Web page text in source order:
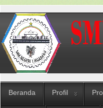
Beranda Profil